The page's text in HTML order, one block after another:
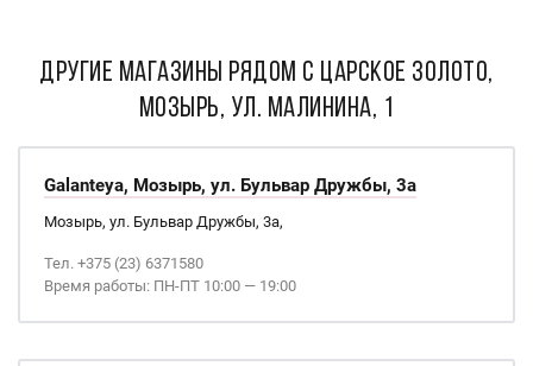
ДРУГИЕ МАГАЗИНЫ РЯДОМ С Царское золото,
Мозырь, ул. Малинина, 1
Galanteya, Мозырь, ул. Бульвар Дружбы, 3а
Мозырь, ул. Бульвар Дружбы, 3а,
Тел. +375 (23) 6371580
Время работы: ПН-ПТ 10:00 — 19:00